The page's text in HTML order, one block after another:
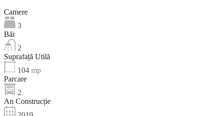
Camere
3
Băi
2
Suprafață Utilă
104 mp
Parcare
2
An Construcție